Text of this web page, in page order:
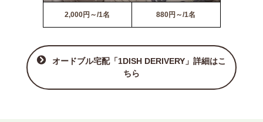
2,000円～/1名 880円～/1名
オードブル宅配「1DISH DERIVERY」詳細はこ
ちら